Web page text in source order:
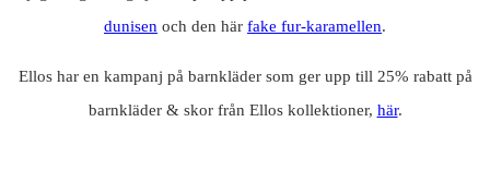
dunisen och den här fake fur-karamellen.
Ellos har en kampanj på barnkläder som ger upp till 25% rabatt på
barnkläder & skor från Ellos kollektioner, här.